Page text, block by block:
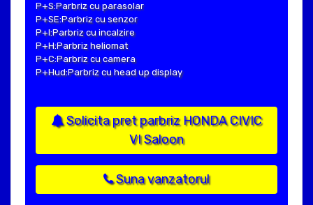
P+S:Parbriz cu parasolar
P+SE:Parbriz cu senzor
P+I:Parbriz cu incalzire
P+H:Parbriz heliomat
P+C:Parbriz cu camera
P+Hud:Parbriz cu head up display
Solicita pret parbriz HONDA CIVIC
VI Saloon
Suna vanzatorul